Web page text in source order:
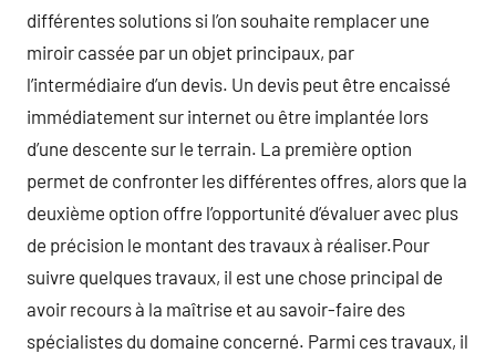
différentes solutions si l’on souhaite remplacer une
miroir cassée par un objet principaux, par
l’intermédiaire d’un devis. Un devis peut être encaissé
immédiatement sur internet ou être implantée lors
d’une descente sur le terrain. La première option
permet de confronter les différentes offres, alors que la
deuxième option offre l’opportunité d’évaluer avec plus
de précision le montant des travaux à réaliser.Pour
suivre quelques travaux, il est une chose principal de
avoir recours à la maîtrise et au savoir-faire des
spécialistes du domaine concerné. Parmi ces travaux, il